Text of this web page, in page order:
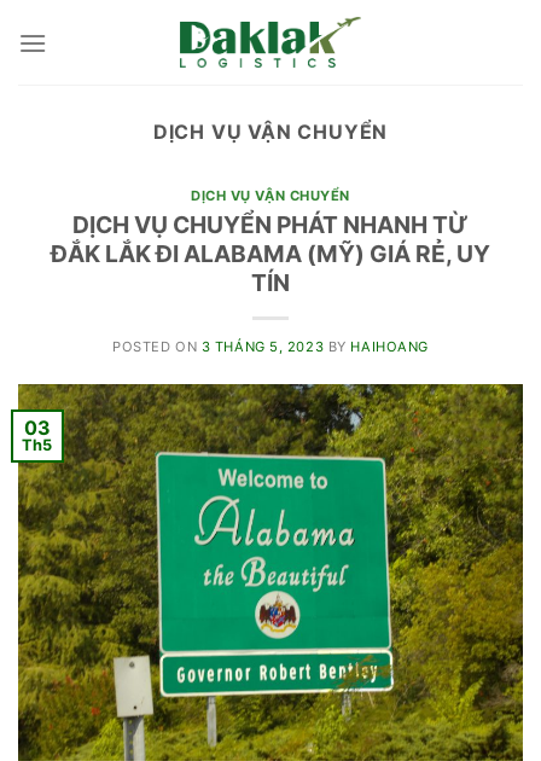
DỊCH VỤ VẬN CHUYỂN
DỊCH VỤ VẬN CHUYỂN
DỊCH VỤ CHUYỂN PHÁT NHANH TỪ
ĐẮK LẮK ĐI ALABAMA (MỸ) GIÁ RẺ, UY
TÍN
POSTED ON 3 THÁNG 5, 2023 BY HAIHOANG
03
Th5